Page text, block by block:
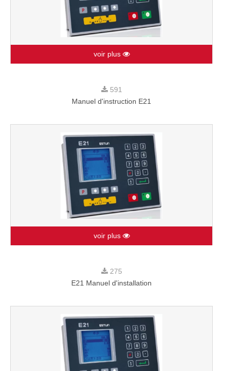
voir plus
591
Manuel d'instruction E21
voir plus
275
E21 Manuel d'installation